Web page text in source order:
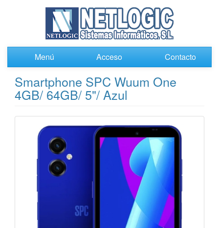
Menú Acceso Contacto
Smartphone SPC Wuum One
4GB/ 64GB/ 5"/ Azul